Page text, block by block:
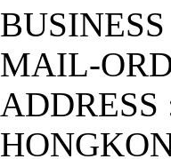
MAIL-
ADDRESS